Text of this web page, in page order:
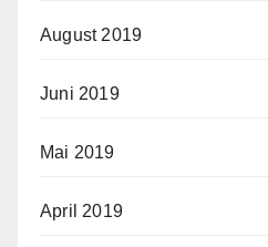
August 2019
Juni 2019
Mai 2019
April 2019